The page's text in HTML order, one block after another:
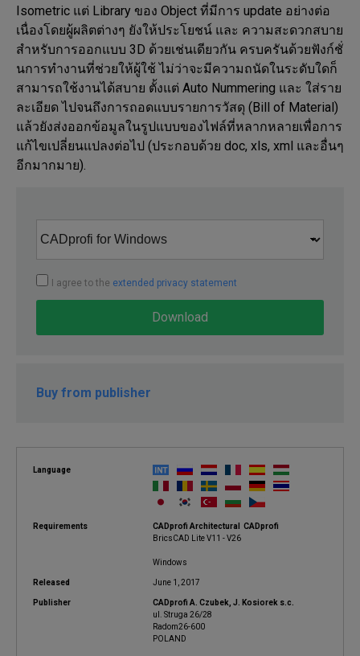
Isometric แต่ Library ของ Object ที่มีการ update อย่างต่อ
เนื่องโดยผู้ผลิตต่างๆ ยังให้ประโยชน์ และ ความสะดวกสบาย
สำหรับการออกแบบ 3D ด้วยเช่นเดียวกัน ครบครันด้วยฟังก์ชั่
นการทำงานที่ช่วยให้ผู้ใช้ ไม่ว่าจะมีความถนัดในระดับใดก็
สามารถใช้งานได้สบาย ตั้งแต่ Auto Nummering และ ใส่ราย
ละเอียด ไปจนถึงการถอดแบบรายการวัสดุ (Bill of Material)
แล้วยังส่งออกข้อมูลในรูปแบบของไฟล์ที่หลากหลายเพื่อการ
แก้ไขเปลี่ยนแปลงต่อไป (ประกอบด้วย doc, xls, xml และอื่นๆ
อีกมากมาย).
I agree to the extended privacy statement
Download
Buy from publisher
Language
Requirements
CADprofi Architectural CADprofi
BricsCAD Lite V11 - V26
Windows
Released June 1, 2017
Publisher
CADprofi A. Czubek, J. Kosiorek s.c.
ul. Struga 26/28
Radom26-600
POLAND